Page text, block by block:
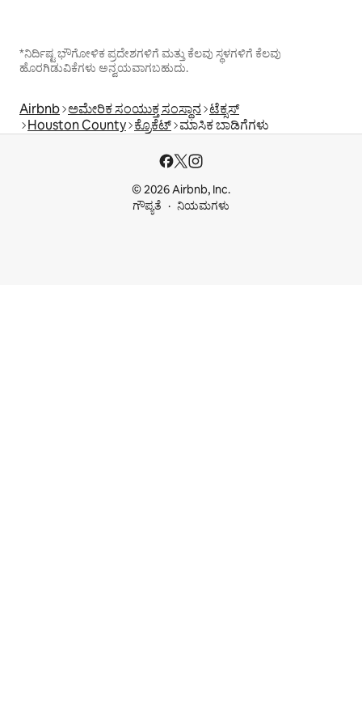
*ನಿರ್ದಿಷ್ಟ ಭೌಗೋಳಿಕ ಪ್ರದೇಶಗಳಿಗೆ ಮತ್ತು ಕೆಲವು ಸ್ಥಳಗಳಿಗೆ ಕೆಲವು
ಹೊರಗಿಡುವಿಕೆಗಳು ಅನ್ವಯವಾಗಬಹುದು.
Airbnb ಅಮೇರಿಕ ಸಂಯುಕ್ತ ಸಂಸ್ಥಾನ ಟೆಕ್ಸಸ್
Houston County ಕ್ರೊಕೆಟ್ ಮಾಸಿಕ ಬಾಡಿಗೆಗಳು
© 2026 Airbnb, Inc.
ಗೌಪ್ಯತೆ
ನಿಯಮಗಳು